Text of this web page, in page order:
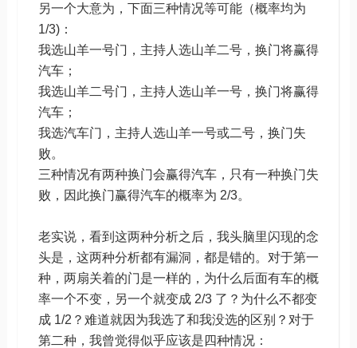
另一个大意为，下面三种情况等可能（概率均为
1/3)：
我选山羊一号门，主持人选山羊二号，换门将赢得
汽车；
我选山羊二号门，主持人选山羊一号，换门将赢得
汽车；
我选汽车门，主持人选山羊一号或二号，换门失
败。
三种情况有两种换门会赢得汽车，只有一种换门失
败，因此换门赢得汽车的概率为 2/3。
老实说，看到这两种分析之后，我头脑里闪现的念
头是，这两种分析都有漏洞，都是错的。对于第一
种，两扇关着的门是一样的，为什么后面有车的概
率一个不变，另一个就变成 2/3 了？为什么不都变
成 1/2？难道就因为我选了和我没选的区别？对于
第二种，我曾觉得似乎应该是四种情况：